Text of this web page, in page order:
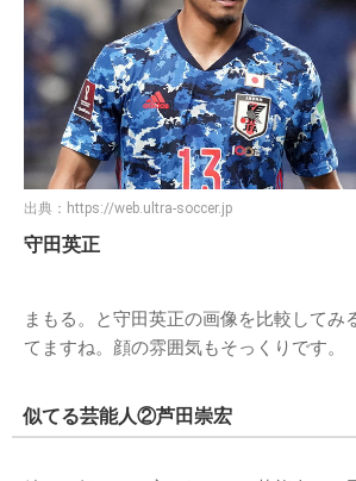
出典： https://web.ultra-soccer.jp
守田英正
まもる。と守田英正の画像を比較してみ
てますね。顔の雰囲気もそっくりです。
似てる芸能人②芦田崇宏